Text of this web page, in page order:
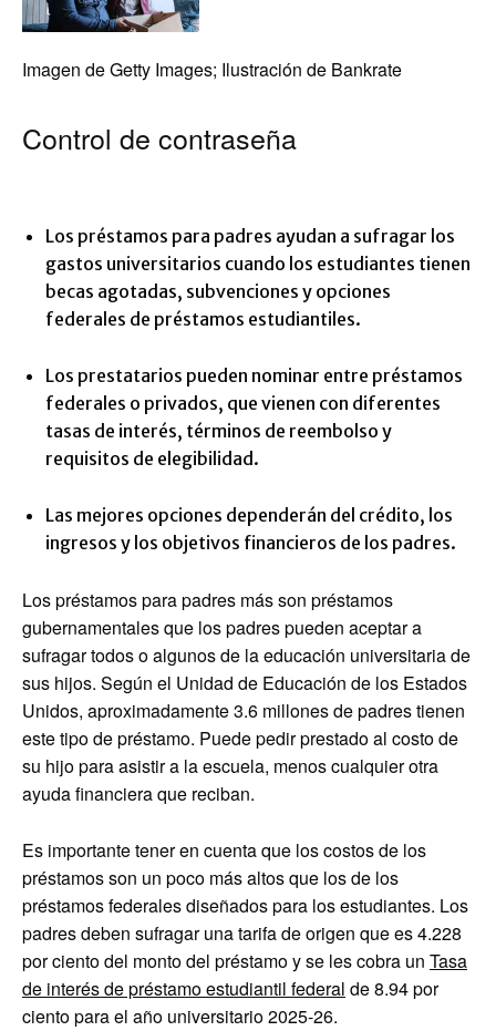
Imagen de Getty Images; Ilustración de Bankrate
Control de contraseña
Los préstamos para padres ayudan a sufragar los
gastos universitarios cuando los estudiantes tienen
becas agotadas, subvenciones y opciones
federales de préstamos estudiantiles.
Los prestatarios pueden nominar entre préstamos
federales o privados, que vienen con diferentes
tasas de interés, términos de reembolso y
requisitos de elegibilidad.
Las mejores opciones dependerán del crédito, los
ingresos y los objetivos financieros de los padres.
Los préstamos para padres más son préstamos
gubernamentales que los padres pueden aceptar a
sufragar todos o algunos de la educación universitaria de
sus hijos. Según el Unidad de Educación de los Estados
Unidos, aproximadamente 3.6 millones de padres tienen
este tipo de préstamo. Puede pedir prestado al costo de
su hijo para asistir a la escuela, menos cualquier otra
ayuda financiera que reciban.
Es importante tener en cuenta que los costos de los
préstamos son un poco más altos que los de los
préstamos federales diseñados para los estudiantes. Los
padres deben sufragar una tarifa de origen que es 4.228
por ciento del monto del préstamo y se les cobra un Tasa
de interés de préstamo estudiantil federal de 8.94 por
ciento para el año universitario 2025-26.